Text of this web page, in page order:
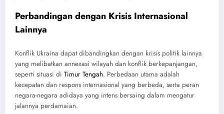
Perbandingan dengan Krisis Internasional
Lainnya
Konflik Ukraina dapat dibandingkan dengan krisis politik lainnya
yang melibatkan annexasi wilayah dan konflik berkepanjangan,
seperti situasi di Timur Tengah. Perbedaan utama adalah
kecepatan dan respons internasional yang berbeda, serta peran
negara-negara adidaya yang intens bersaing dalam mengatur
jalannya perdamaian.